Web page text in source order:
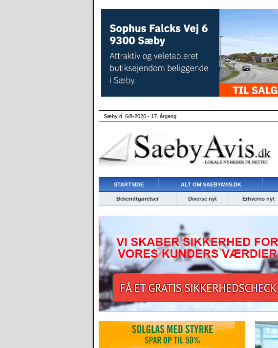
Sæby d. 6/8-2026 - 17. årgang
STARTSIDE ALT OM SAEBYAVIS.DK
Bekendtgørelser Diverse nyt Erhvervs nyt